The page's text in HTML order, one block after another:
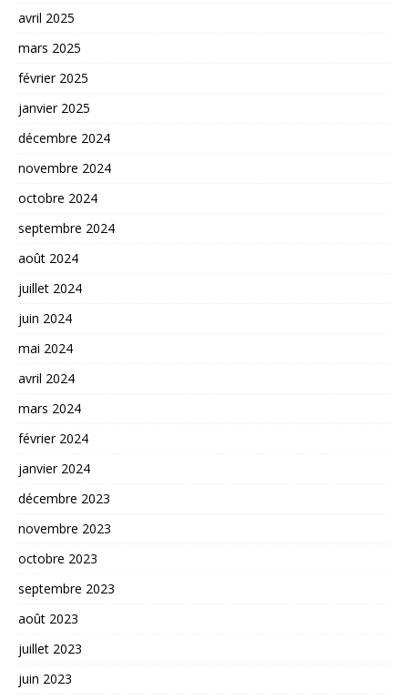
avril 2025
mars 2025
février 2025
janvier 2025
décembre 2024
novembre 2024
octobre 2024
septembre 2024
août 2024
juillet 2024
juin 2024
mai 2024
avril 2024
mars 2024
février 2024
janvier 2024
décembre 2023
novembre 2023
octobre 2023
septembre 2023
août 2023
juillet 2023
juin 2023